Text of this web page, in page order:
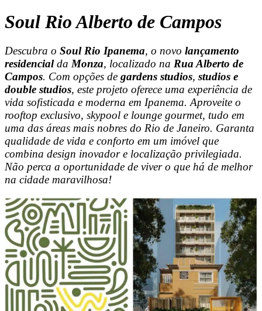
Soul Rio Alberto de Campos
Descubra o Soul Rio Ipanema, o novo lançamento
residencialdaMonza, localizado na Rua Alberto de
Campos. Com opções de gardens studios, studios e
double studios, este projeto oferece uma experiência de
vida sofisticada e moderna em Ipanema. Aproveite o
rooftop exclusivo, skypool e lounge gourmet, tudo em
uma das áreas mais nobres do Rio de Janeiro. Garanta
qualidade de vida e conforto em um imóvel que
combina design inovador e localização privilegiada.
Não perca a oportunidade de viver o que há de melhor
na cidade maravilhosa!